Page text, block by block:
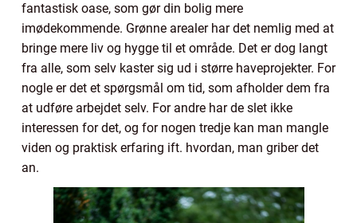
fantastisk oase, som gør din bolig mere
imødekommende. Grønne arealer har det nemlig med at
bringe mere liv og hygge til et område. Det er dog langt
fra alle, som selv kaster sig ud i større haveprojekter. For
nogle er det et spørgsmål om tid, som afholder dem fra
at udføre arbejdet selv. For andre har de slet ikke
interessen for det, og for nogen tredje kan man mangle
viden og praktisk erfaring ift. hvordan, man griber det
an.